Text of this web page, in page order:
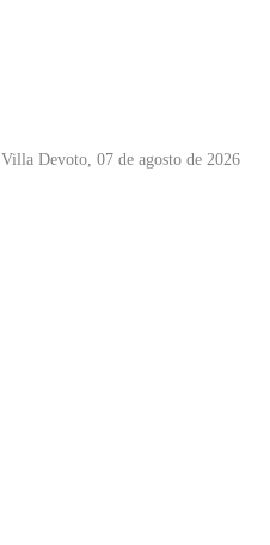
Villa Devoto, 07 de agosto de 2026